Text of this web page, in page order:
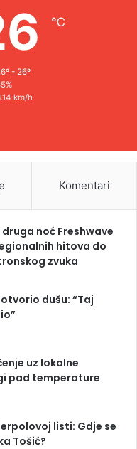
℃
- 26º
km/h
Komentari
noć Freshwave
hitova do
zvuka
dušu: “Taj
uz lokalne
pad temperature
listi: Gdje se
Tošić?